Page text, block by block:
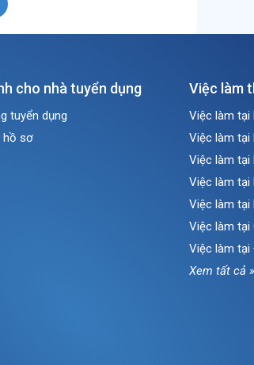
cho nhà tuyển dụng
tuyển dụng
hồ sơ
Việc làm
Việc làm tại
Việc làm tại
Việc làm tại
Việc làm tại
Việc làm tại
Việc làm tại
Việc làm tại
Xem tất cả »